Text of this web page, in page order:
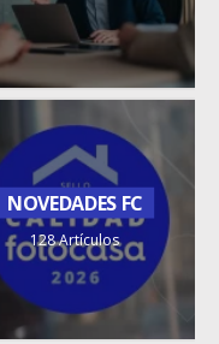
NOVEDADES FC
128 Artículos